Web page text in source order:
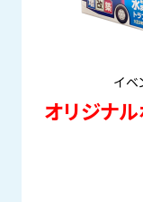
イベ
オリジナ